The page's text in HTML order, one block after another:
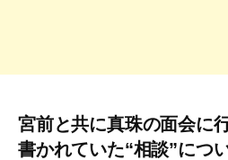
宮前と共に真珠の面会に
書かれていた“相談”につ